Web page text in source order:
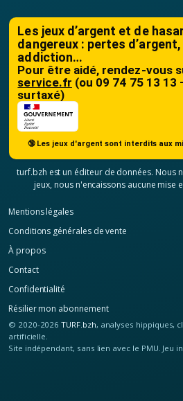
Les jeux d’argent et de
dangereux : pertes
addiction…
Pour être aidé, rendez-vous
service.fr (ou 09 74 75 13 13
surtaxé)
🔞 Les jeux d'argent sont interdits aux
turf.bzh est un éditeur de données. Nous
jeux, nous n'encaissons aucune mise
Mentions légales
Conditions générales de vente
À propos
Contact
Confidentialité
Résilier mon abonnement
© 2020-2026TURF.bzh, analyses hippiques,
artificielle.
Site indépendant, sans lien avec le PMU. Jeu